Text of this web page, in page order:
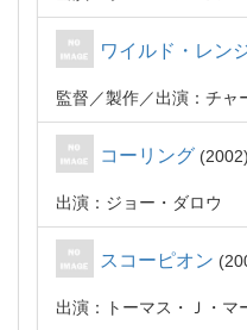
ワイルド・レ
監督 製作 出演：チャ
コーリング 2002
出演：ジョー・ダロウ
スコーピオン
出演：トーマス・Ｊ・マ